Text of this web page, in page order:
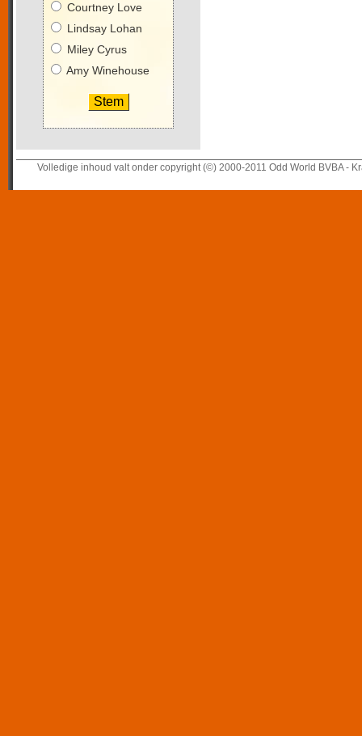
Courtney Love
Lindsay Lohan
Miley Cyrus
Amy Winehouse
Volledige inhoud valt onder copyright (©) 2000-2011 Odd World BVBA -